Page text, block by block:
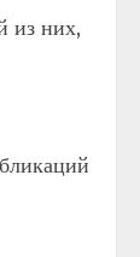
из них,